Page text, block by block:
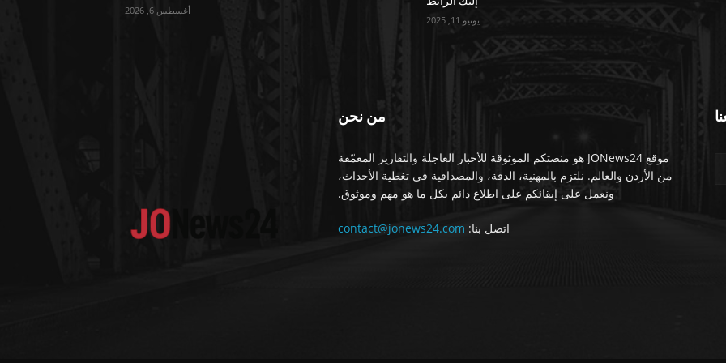
أغسطس 6, 2026
يونيو 11, 2025
من نحن
موقع JONews24 هو منصتكم الموثوقة للأخبار العاجلة والتقارير المعمّقة
من الأردن والعالم. نلتزم بالمهنية، الدقة، والمصداقية في تغطية الأحداث،
ونعمل على إبقائكم على اطلاع دائم بكل ما هو مهم وموثوق.
اتصل بنا: contact@jonews24.com